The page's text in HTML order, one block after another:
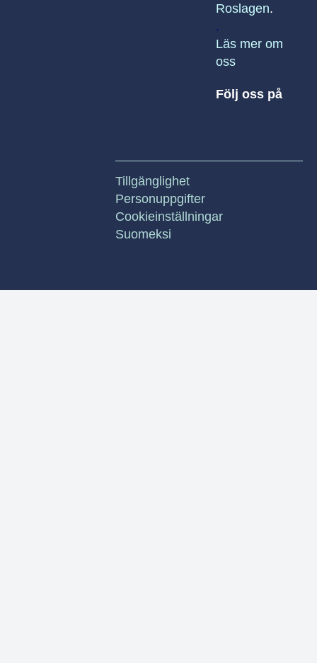
Roslagen.
.
Läs mer om
oss
Följ oss på
Tillgänglighet
Personuppgifter
Cookieinställningar
Suomeksi